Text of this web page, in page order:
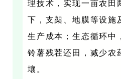
理技术，实现一亩农田
下，支架、地膜等设施
生产成本；生态循环中
铃薯残茬还田，减少农
壤。